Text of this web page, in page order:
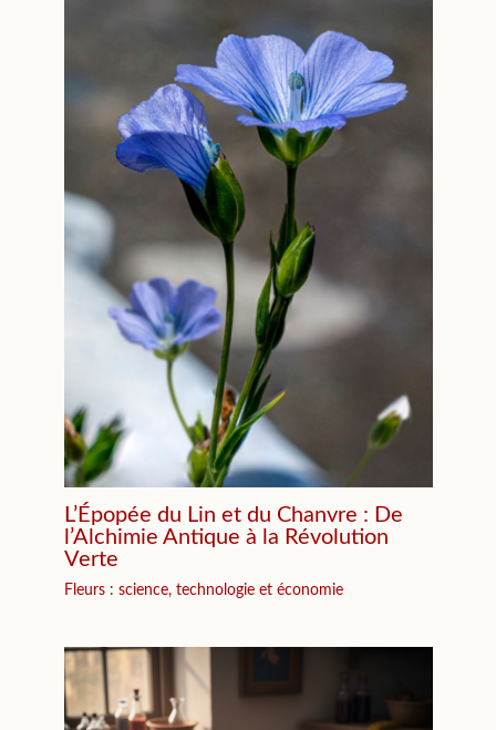
L’Épopée du Lin et du Chanvre : De
l’Alchimie Antique à la Révolution
Verte
Fleurs : science, technologie et économie